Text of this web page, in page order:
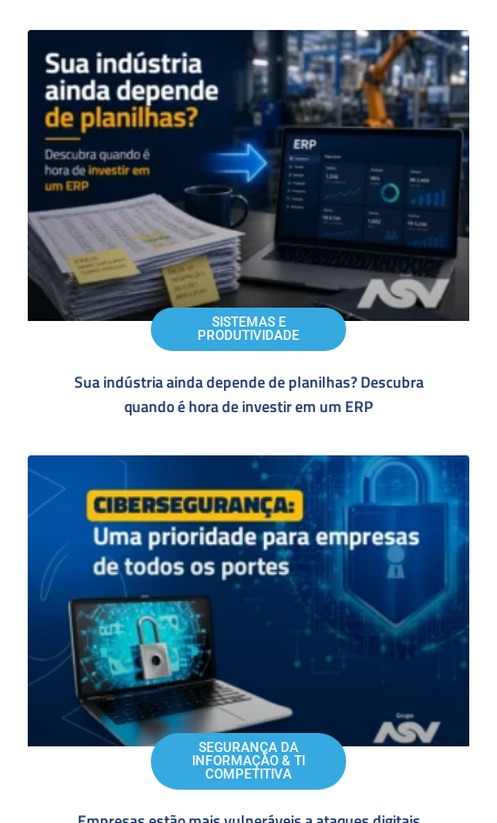
SISTEMAS E
PRODUTIVIDADE
Sua indústria ainda depende de planilhas? Descubra
quando é hora de investir em um ERP
SEGURANÇA DA
INFORMAÇÃO & TI
COMPETITIVA